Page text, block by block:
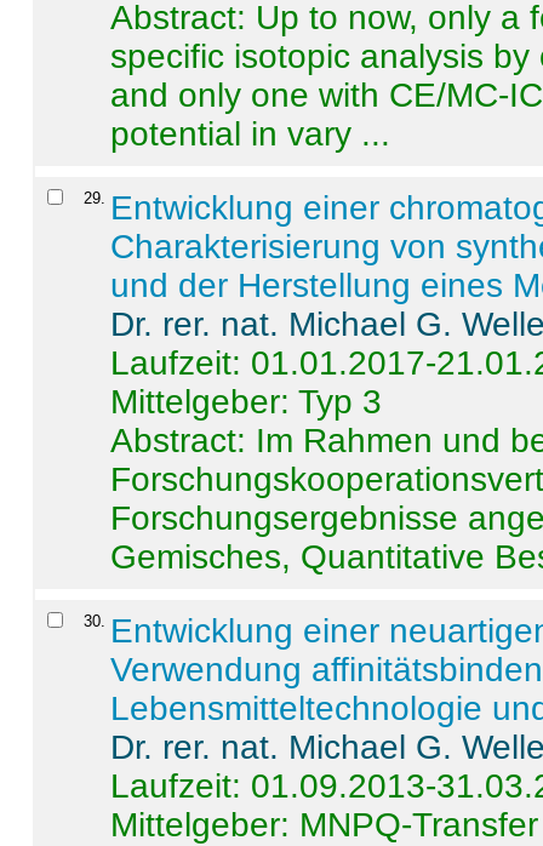
Abstract: Up to now, only a
specific isotopic analysis
and only one with CE/MC-
potential in vary ...
29. Entwicklung einer
Charakterisierung von
und der Herstellung eines
Dr. rer. nat. Michael G.
Laufzeit: 01.01.2017-
Mittelgeber: Typ 3
Abstract: Im Rahmen und
Forschungsergebnisse
Gemisches, Quantitative
30. Entwicklung einer
Verwendung
Lebensmitteltechnologie
Dr. rer. nat. Michael G.
Laufzeit: 01.09.2013-
Mittelgeber: MNPQ-Transfer